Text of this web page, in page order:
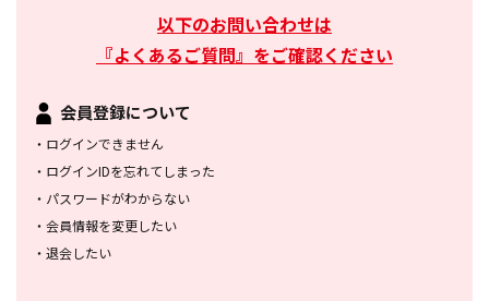
以下のお問い合わせは
『よくあるご質問』をご確認ください
会員登録について
・ ログインできません
・ ログインIDを忘れてしまった
・ パスワードがわからない
・ 会員情報を変更したい
・ 退会したい